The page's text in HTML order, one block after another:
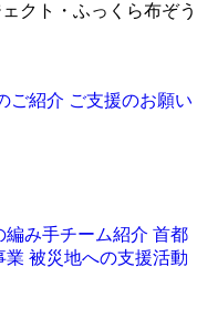
クト・ふっくら布ぞう
ご紹介 ご支援のお願い
編み手チーム紹介 首都
業 被災地への支援活動